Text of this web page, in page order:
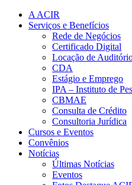
A ACIR
Serviços e Benefícios
Rede de Negócios
Certificado Digital
Locação de
CDA
Estágio e Emprego
IPA – Instituto de
CBMAE
Consulta de Crédito
Consultoria Jurídica
Cursos e Eventos
Convênios
Notícias
Últimas Notícias
Eventos